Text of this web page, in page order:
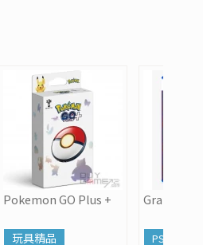
Pokemon GO Plus +
玩具精品
Grand
PS5